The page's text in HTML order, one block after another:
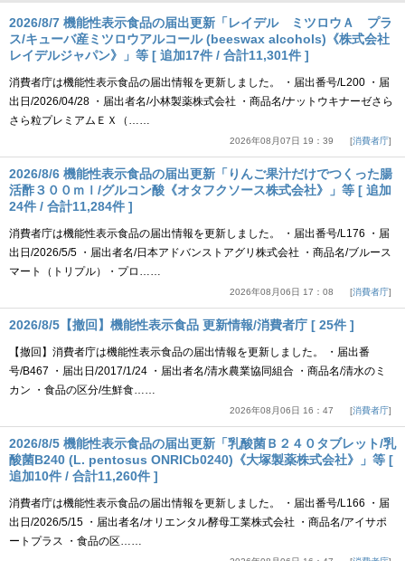
2026/8/7 機能性表示食品の届出更新「レイデル ミツロウＡ プラ
ス/キューバ産ミツロウアルコール (beeswax alcohols)《株式会社
レイデルジャパン》」等 [ 追加17件 / 合計11,301件 ]
消費者庁は機能性表示食品の届出情報を更新しました。 ・届出番号/L200 ・届
出日/2026/04/28 ・届出者名/小林製薬株式会社 ・商品名/ナットウキナーゼさら
さら粒プレミアムＥＸ（……
2026年08月07日 19：39 消費者庁
2026/8/6 機能性表示食品の届出更新「りんご果汁だけでつくった腸
活酢３００ｍｌ/グルコン酸《オタフクソース株式会社》」等 [ 追加
24件 / 合計11,284件 ]
消費者庁は機能性表示食品の届出情報を更新しました。 ・届出番号/L176 ・届
出日/2026/5/5 ・届出者名/日本アドバンストアグリ株式会社 ・商品名/ブルース
マート（トリプル）・プロ……
2026年08月06日 17：08 消費者庁
2026/8/5【撤回】機能性表示食品 更新情報/消費者庁 [ 25件 ]
【撤回】消費者庁は機能性表示食品の届出情報を更新しました。 ・届出番
号/B467 ・届出日/2017/1/24 ・届出者名/清水農業協同組合 ・商品名/清水のミ
カン ・食品の区分/生鮮食……
2026年08月06日 16：47 消費者庁
2026/8/5 機能性表示食品の届出更新「乳酸菌Ｂ２４０タブレット/乳
酸菌B240 (L. pentosus ONRICb0240)《大塚製薬株式会社》」等 [
追加10件 / 合計11,260件 ]
消費者庁は機能性表示食品の届出情報を更新しました。 ・届出番号/L166 ・届
出日/2026/5/15 ・届出者名/オリエンタル酵母工業株式会社 ・商品名/アイサポ
ートプラス ・食品の区……